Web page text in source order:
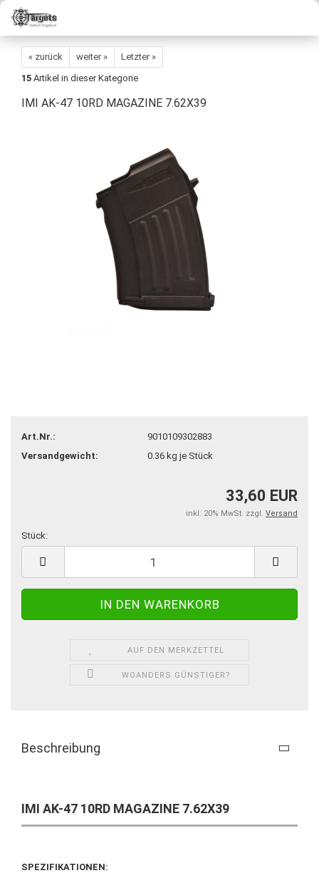
« zurück weiter »
Letzter »
15 Artikel in dieser Kategorie
IMI AK-47 10RD MAGAZINE 7.62X39
Art.Nr.:
9010109302883
Versandgewicht:
0.36kg je Stück
33,60 EUR
inkl. 20% MwSt. zzgl. Versand
Stück:
Stück
AUF DEN MERKZETTEL
WOANDERS GÜNSTIGER?
Beschreibung
IMI AK-47 10RD MAGAZINE 7.62X39
SPEZIFIKATIONEN: